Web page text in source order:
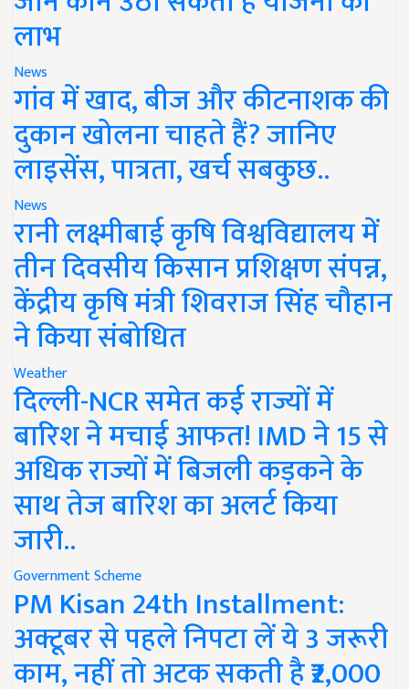
लाभ
News
गांव में खाद, बीज और कीटनाशक की
दुकान खोलना चाहते हैं? जानिए
लाइसेंस, पात्रता, खर्च सबकुछ..
News
रानी लक्ष्मीबाई कृषि विश्वविद्यालय में
तीन दिवसीय किसान प्रशिक्षण संपन्न,
केंद्रीय कृषि मंत्री शिवराज सिंह चौहान
ने किया संबोधित
Weather
दिल्ली-NCR समेत कई राज्यों में
बारिश ने मचाई आफत! IMD ने 15 से
अधिक राज्यों में बिजली कड़कने के
साथ तेज बारिश का अलर्ट किया
जारी..
Government Scheme
PM Kisan 24th Installment:
अक्टूबर से पहले निपटा लें ये 3 जरूरी
काम, नहीं तो अटक सकती है ₹2,000